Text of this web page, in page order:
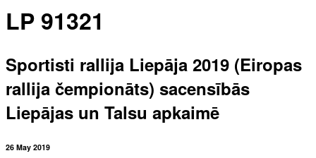
LP 91321
Sportisti rallija Liepāja 2019 (Eiropas
rallija čempionāts) sacensībās
Liepājas un Talsu apkaimē
26 May 2019